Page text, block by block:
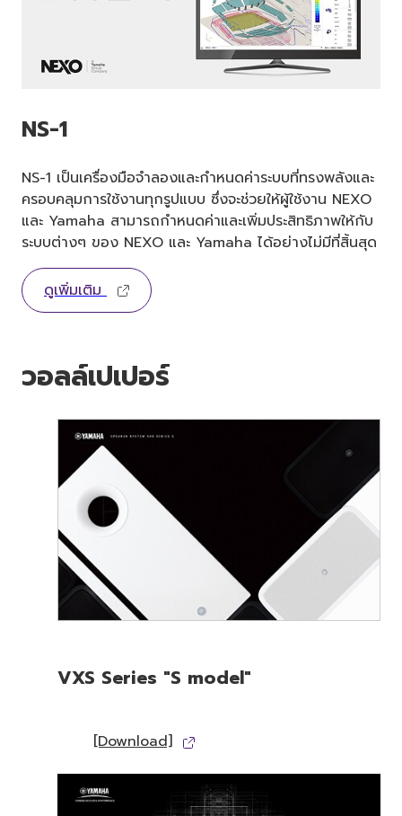
NS-1
NS-1 เป็นเครื่องมือจำลองและกำหนดค่าระบบที่ทรงพลังและ
ครอบคลุมการใช้งานทุกรูปแบบ ซึ่งจะช่วยให้ผู้ใช้งาน NEXO
และ Yamaha สามารถกำหนดค่าและเพิ่มประสิทธิภาพให้กับ
ระบบต่างๆ ของ NEXO และ Yamaha ได้อย่างไม่มีที่สิ้นสุด
ดูเพิ่มเติม
วอลล์เปเปอร์
VXS Series "S model"
[Download]